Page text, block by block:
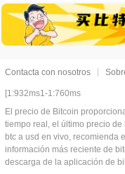
Contacta con nosotros
[1:932ms1-1:760ms
El precio de Bitcoin
tiempo real, el último precio
btc a usd en vivo, recomienda
información más reciente de
descarga de la aplicación de